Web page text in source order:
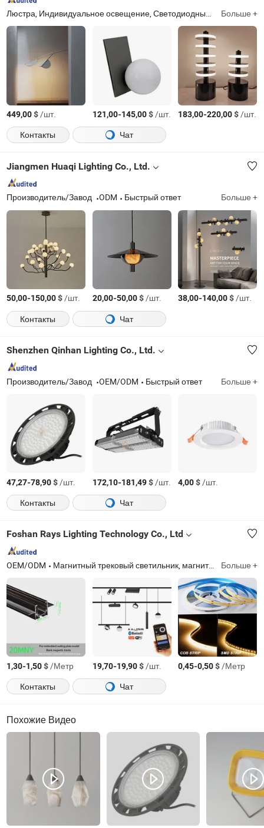
Люстра, Индивидуальное освещение, Светодиодные светильники, Подвесная лампа, Настольная лампа, Настенная лампа, Торшер, Декоративное освещение, Свет, Хрустальная люстра Больше +
449,00$/шт. 121,00-145,00$/шт. 183,00-220,00$/шт.
Контакты
Чат
Jiangmen Huaqi Lighting Co., Ltd.
Производитель/Завод ODM Быстрый ответ Больше +
50,00-150,00$/шт. 20,00-50,00$/шт. 38,00-140,00$/шт.
Контакты
Чат
Shenzhen Qinhan Lighting Co., Ltd.
Производитель/Завод OEM/ODM Быстрый ответ Больше +
47,27-78,90$/шт. 172,10-181,49$/шт. 4,00$/шт.
Контакты
Чат
Foshan Rays Lighting Technology Co., Ltd
OEM/ODM Магнитный трековый светильник, магнитный трек, точечный светильник, прожектор, линейный свет, светодиодная лента, алюминиевый профиль, блок питания Больше +
1,30-1,50$/Метр 19,70-19,90$/шт. 0,45-0,50$/Метр
Контакты
Чат
Похожие Видео